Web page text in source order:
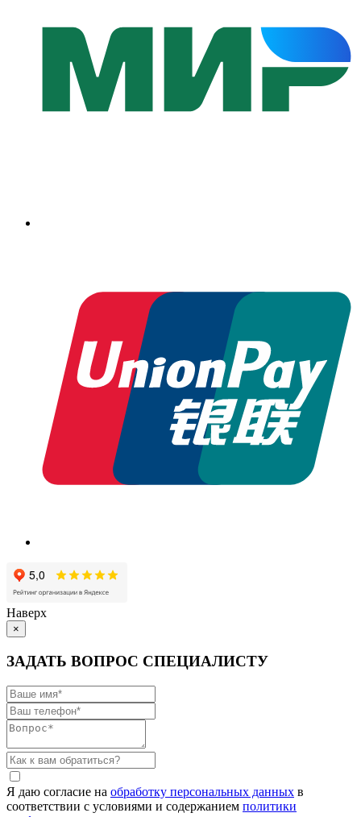
Наверх
×
ЗАДАТЬ ВОПРОС СПЕЦИАЛИСТУ
Я даю согласие на обработку персональных данных в
соответствии с условиями и содержанием политики